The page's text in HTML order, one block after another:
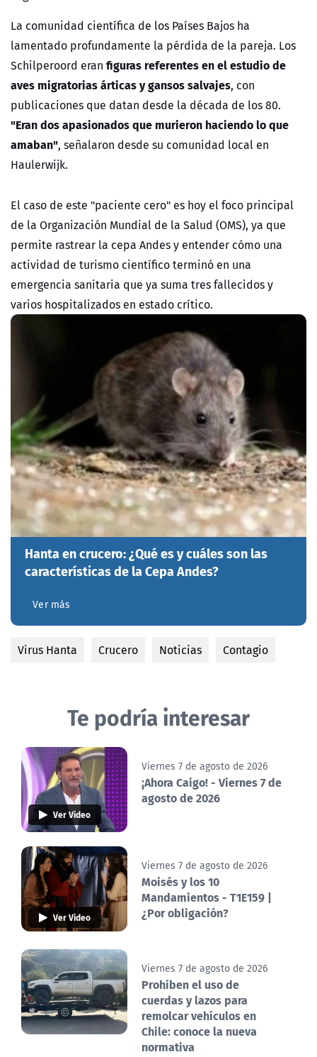
La comunidad científica de los Países Bajos ha
lamentado profundamente la pérdida de la pareja. Los
Schilperoord eran figuras referentes en el estudio de
aves migratorias árticas y gansos salvajes, con
publicaciones que datan desde la década de los 80.
"Eran dos apasionados que murieron haciendo lo que
amaban", señalaron desde su comunidad local en
Haulerwijk.
El caso de este "paciente cero" es hoy el foco principal
de la Organización Mundial de la Salud (OMS), ya que
permite rastrear la cepa Andes y entender cómo una
actividad de turismo científico terminó en una
emergencia sanitaria que ya suma tres fallecidos y
varios hospitalizados en estado crítico.
Hanta en crucero: ¿Qué es y cuáles son las
características de la Cepa Andes?
Ver más
Virus Hanta Crucero Noticias Contagio
Te podría interesar
Ver Video
Viernes 7 de agosto de 2026
¡Ahora Caigo! - Viernes 7 de
agosto de 2026
Ver Video
Viernes 7 de agosto de 2026
Moisés y los 10
Mandamientos - T1E159 |
¿Por obligación?
Viernes 7 de agosto de 2026
Prohíben el uso de
cuerdas y lazos para
remolcar vehículos en
Chile: conoce la nueva
normativa